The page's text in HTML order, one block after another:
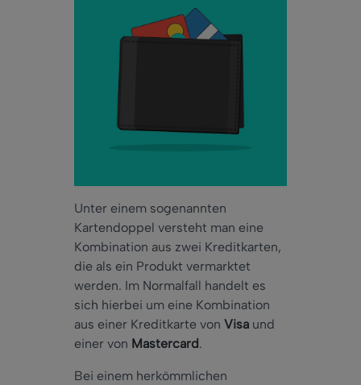
Unter einem sogenannten
Kartendoppel versteht man eine
Kombination aus zwei Kreditkarten,
die als ein Produkt vermarktet
werden. Im Normalfall handelt es
sich hierbei um eine Kombination
aus einer Kreditkarte von Visa und
einer von Mastercard.
Bei einem herkömmlichen